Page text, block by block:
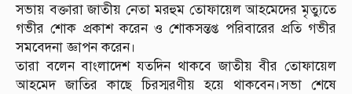
সভায় বক্তারা জাতীয় নেতা মরহুম তোফায়েল আহমেদের মৃত্যুতে
গভীর শোক প্রকাশ করেন ও শোকসন্তপ্ত পরিবারের প্রতি গভীর
সমবেদনা জ্ঞাপন করেন।
তারা বলেন বাংলাদেশ যতদিন থাকবে জাতীয় বীর তোফায়েল
আহমেদ জাতির কাছে চিরস্মরণীয় হয়ে থাকবেন।সভা শেষে